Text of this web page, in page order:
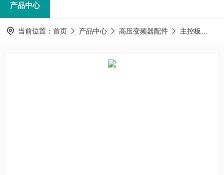
产品中心
当前位置： 首页 产品中心 高压变频器配件 主控板